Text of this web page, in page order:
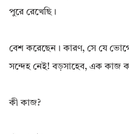
পুরে রেখেছি।
বেশ করেছেন। কারণ, সে যে
সন্দেহ নেই! বড়সাহেব, এক কাজ
কী কাজ?